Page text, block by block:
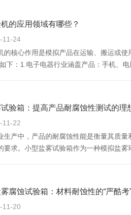
的应用领域有哪些？
11-24
的核心作用是模拟产品在运输、搬运或
下：1.电子电器行业涵盖产品：手机、
验箱：提高产品耐腐蚀性测试的理
11-22
生产中，产品的耐腐蚀性能是衡量其质
要求。小型盐雾试验箱作为一种模拟盐
腐蚀试验箱：材料耐蚀性的“严酷考
11-20